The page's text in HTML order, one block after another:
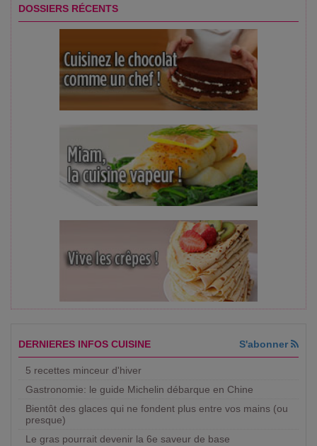
DOSSIERS RÉCENTS
DERNIERES INFOS CUISINE S'abonner
5 recettes minceur d'hiver
Gastronomie: le guide Michelin débarque en Chine
Bientôt des glaces qui ne fondent plus entre vos mains (ou
presque)
Le gras pourrait devenir la 6e saveur de base